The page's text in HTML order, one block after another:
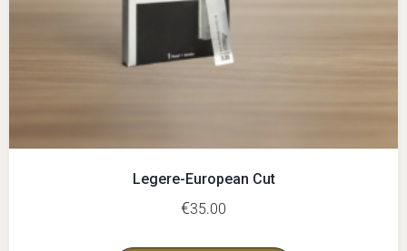
Legere-European Cut
€35.00